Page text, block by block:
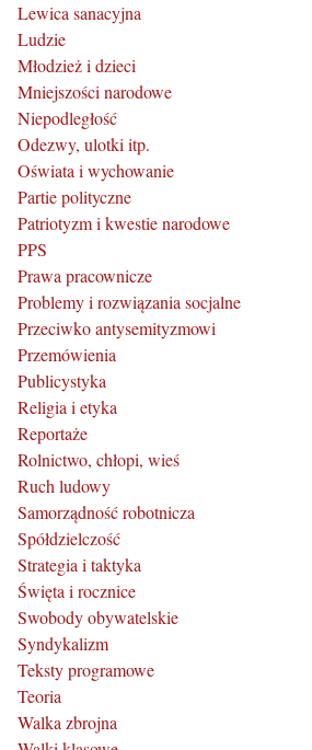
Lewica sanacyjna
Ludzie
Młodzież i dzieci
Mniejszości narodowe
Niepodległość
Odezwy, ulotki itp.
Oświata i wychowanie
Partie polityczne
Patriotyzm i kwestie narodowe
PPS
Prawa pracownicze
Problemy i rozwiązania socjalne
Przeciwko antysemityzmowi
Przemówienia
Publicystyka
Religia i etyka
Reportaże
Rolnictwo, chłopi, wieś
Ruch ludowy
Samorządność robotnicza
Spółdzielczość
Strategia i taktyka
Święta i rocznice
Swobody obywatelskie
Syndykalizm
Teksty programowe
Teoria
Walka zbrojna